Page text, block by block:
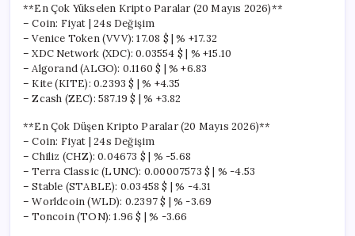
**En Çok Yükselen Kripto Paralar (20 Mayıs 2026)**
– Coin: Fiyat | 24s Değişim
– Venice Token (VVV): 17.08 $ | % +17.32
– XDC Network (XDC): 0.03554 $ | % +15.10
– Algorand (ALGO): 0.1160 $ | % +6.83
– Kite (KITE): 0.2393 $ | % +4.35
– Zcash (ZEC): 587.19 $ | % +3.82
**En Çok Düşen Kripto Paralar (20 Mayıs 2026)**
– Coin: Fiyat | 24s Değişim
– Chiliz (CHZ): 0.04673 $ | % -5.68
– Terra Classic (LUNC): 0.00007573 $ | % -4.53
– Stable (STABLE): 0.03458 $ | % -4.31
– Worldcoin (WLD): 0.2397 $ | % -3.69
– Toncoin (TON): 1.96 $ | % -3.66